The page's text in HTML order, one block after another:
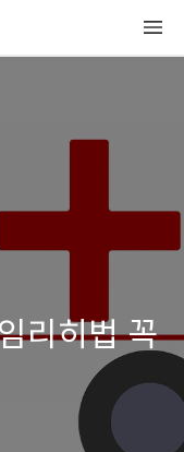
리히법 꼭